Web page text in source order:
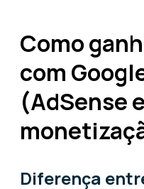
Como
com
(AdSense e
Diferença